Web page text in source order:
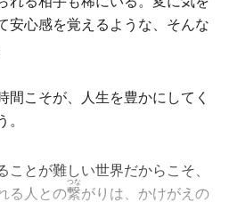
安心感を覚えるような、そんな
間こそが、人生を豊かにしてく
。
ことが難しい世界だからこそ、
る人との繋
つな
がりは、かけがえの